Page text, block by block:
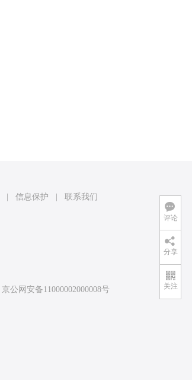
| 信息保护 | 联系我们
京公网安备11000002000008号
评论
分享
关注